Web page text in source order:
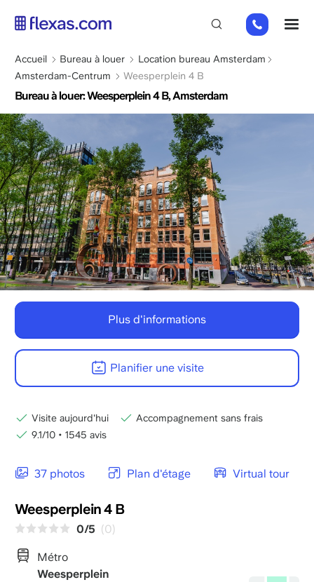
principal
+31
85
066
Fil
d'Ariane
Accueil Bureau à louer
Location bureau Amsterdam
Amsterdam-Centrum
Weesperplein 4 B
Bureau à louer: Weesperplein 4 B, Amsterdam
37 photos Plan d'étage Virtual tour
Weesperplein 4 B
0/5 (0)
Métro
Weesperplein
Plus d'informations
Planifier une visite
Visite aujourd'hui
Accompagnement sans frais
9.1/10 • 1545 avis